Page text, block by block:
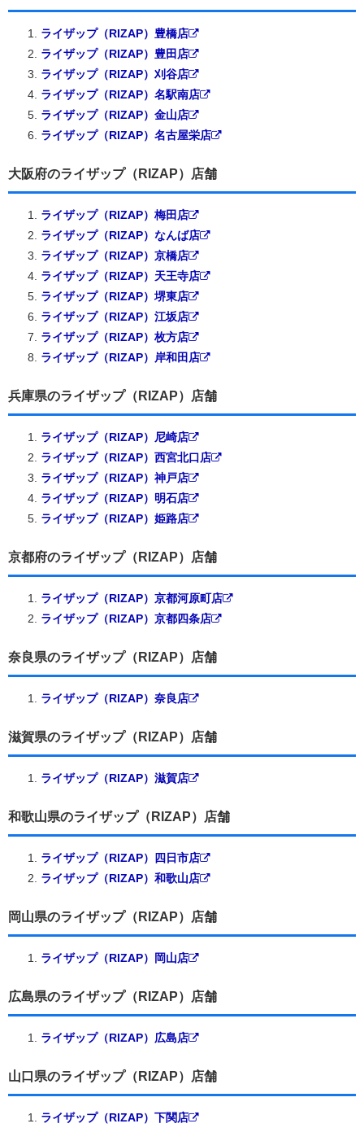
ライザップ（RIZAP）豊橋店
ライザップ（RIZAP）豊田店
ライザップ（RIZAP）刈谷店
ライザップ（RIZAP）名駅南店
ライザップ（RIZAP）金山店
ライザップ（RIZAP）名古屋栄店
大阪府のライザップ（RIZAP）店舗
ライザップ（RIZAP）梅田店
ライザップ（RIZAP）なんば店
ライザップ（RIZAP）京橋店
ライザップ（RIZAP）天王寺店
ライザップ（RIZAP）堺東店
ライザップ（RIZAP）江坂店
ライザップ（RIZAP）枚方店
ライザップ（RIZAP）岸和田店
兵庫県のライザップ（RIZAP）店舗
ライザップ（RIZAP）尼崎店
ライザップ（RIZAP）西宮北口店
ライザップ（RIZAP）神戸店
ライザップ（RIZAP）明石店
ライザップ（RIZAP）姫路店
京都府のライザップ（RIZAP）店舗
ライザップ（RIZAP）京都河原町店
ライザップ（RIZAP）京都四条店
奈良県のライザップ（RIZAP）店舗
ライザップ（RIZAP）奈良店
滋賀県のライザップ（RIZAP）店舗
ライザップ（RIZAP）滋賀店
和歌山県のライザップ（RIZAP）店舗
ライザップ（RIZAP）四日市店
ライザップ（RIZAP）和歌山店
岡山県のライザップ（RIZAP）店舗
ライザップ（RIZAP）岡山店
広島県のライザップ（RIZAP）店舗
ライザップ（RIZAP）広島店
山口県のライザップ（RIZAP）店舗
ライザップ（RIZAP）下関店